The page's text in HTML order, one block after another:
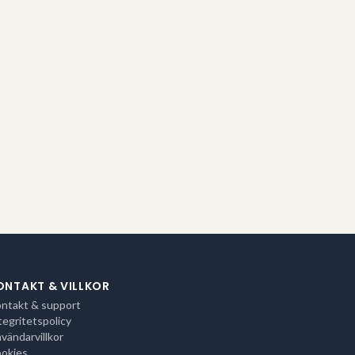
& VILLKOR
& support